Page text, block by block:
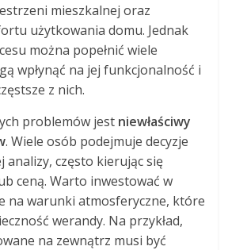
mieszkalnej oraz
użytkowania domu. Jednak
można popełnić wiele
wpłynąć na jej funkcjonalność i
z nich.
problemów jest niewłaściwy
. Wiele osób podejmuje decyzje
analizy, często kierując się
ceną. Warto inwestować w
na warunki atmosferyczne, które
werandy. Na przykład,
na zewnątrz musi być